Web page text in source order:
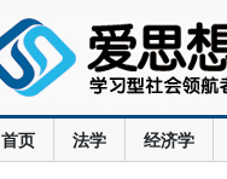
首页 法学 经济学